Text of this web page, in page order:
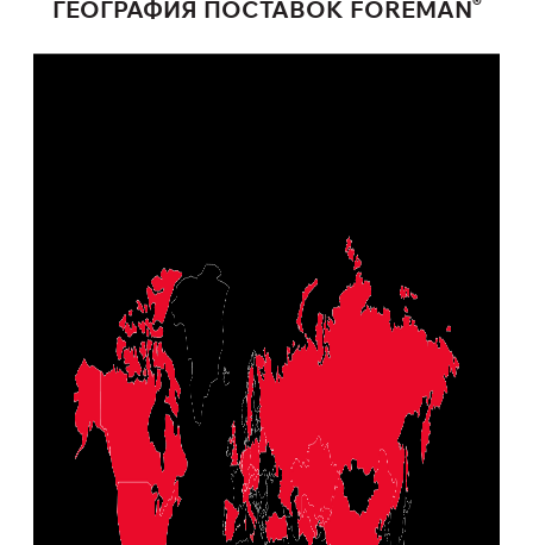
ГЕОГРАФИЯ ПОСТАВОК FOREMAN